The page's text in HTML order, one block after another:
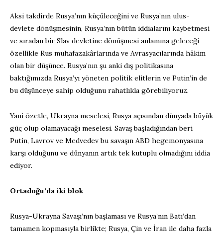
Aksi takdirde Rusya’nın küçüleceğini ve Rusya’nın ulus-
devlete dönüşmesinin, Rusya’nın bütün iddialarını kaybetmesi
ve sıradan bir Slav devletine dönüşmesi anlamına geleceği
özellikle Rus muhafazakârlarında ve Avrasyacılarında hâkim
olan bir düşünce. Rusya’nın şu anki dış politikasına
baktığımızda Rusya’yı yöneten politik elitlerin ve Putin’in de
bu düşünceye sahip olduğunu rahatlıkla görebiliyoruz.
Yani özetle, Ukrayna meselesi, Rusya açısından dünyada büyük
güç olup olamayacağı meselesi. Savaş başladığından beri
Putin, Lavrov ve Medvedev bu savaşın ABD hegemonyasına
karşı olduğunu ve dünyanın artık tek kutuplu olmadığını iddia
ediyor.
Ortadoğu’da iki blok
Rusya-Ukrayna Savaşı’nın başlaması ve Rusya’nın Batı’dan
tamamen kopmasıyla birlikte; Rusya, Çin ve İran ile daha fazla